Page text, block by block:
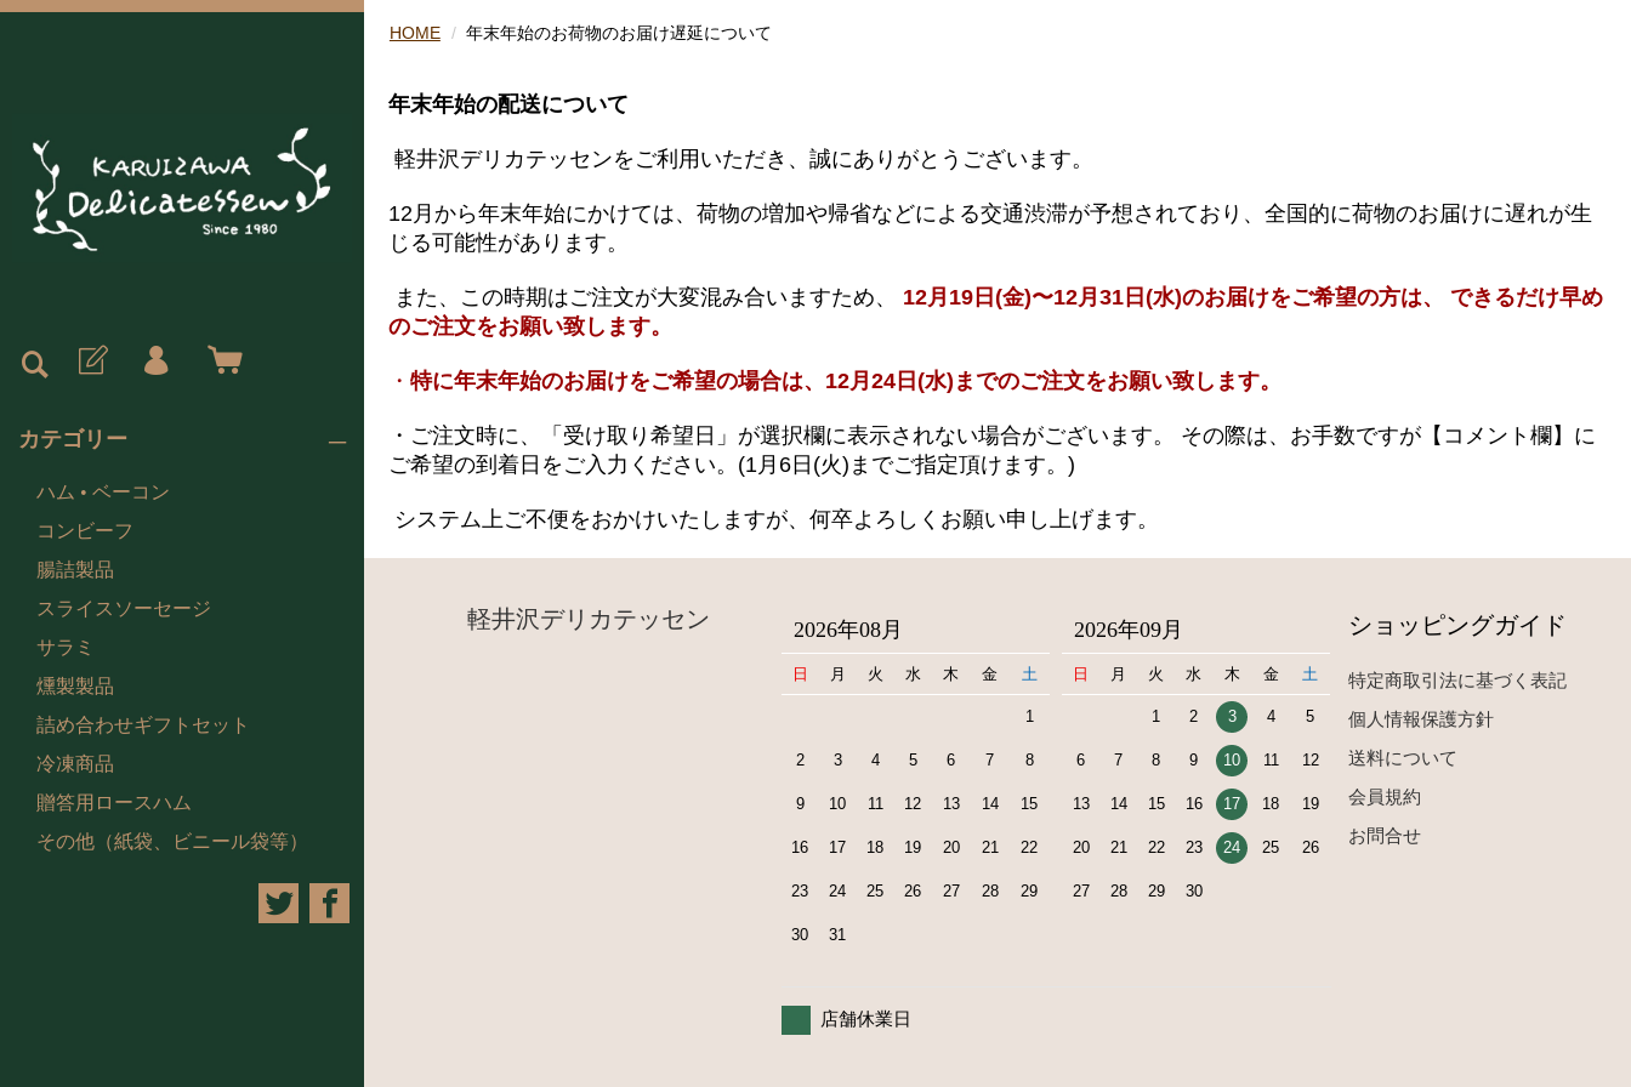
カテゴリー
ハム • ベーコン
コンビーフ
腸詰製品
スライスソーセージ
サラミ
燻製製品
詰め合わせギフトセット
冷凍商品
贈答用ロースハム
その他（紙袋、ビニール袋等）
HOME 年末年始のお荷物のお届け遅延について
年末年始の配送について
軽井沢デリカテッセンをご利用いただき、誠にありがとうございます。
12月から年末年始にかけては、荷物の増加や帰省などによる交通渋滞が予想されており、 全国的に荷物のお届けに遅れが生
じる可能性があります。
また、この時期はご注文が大変混み合いますため、 12月19日(金)〜12月31日(水)のお届けをご希望の方は、 できるだけ早め
のご注文をお願い致します。
・ 特に年末年始のお届けをご希望の場合は、 12月24日(水) までのご注文をお願い致します。
・ご注文時に、「受け取り希望日」が選択欄に表示されない場合がございます。 その際は、お手数ですが【 コメント欄】に
ご希望の到着日をご入力ください。 (1月6日(火)までご指定頂けます。)
システム上ご不便をおかけいたしますが、何卒よろしくお願い申し上げます。
軽井沢デリカテッセン 2026年08月
日 月 火 水 木 金 土
1
2 3 4 5 6 7 8
9 10 11 12 13 14 15
16 17 18 19 20 21 22
23 24 25 26 27 28 29
30 31
2026年09月
日 月 火 水 木 金 土
1 2 3 4 5
6 7 8 9 10 11 12
13 14 15 16 17 18 19
20 21 22 23 24 25 26
27 28 29 30
店舗休業日
ショッピングガイド
特定商取引法に基づく表記
個人情報保護方針
送料について
会員規約
お問合せ